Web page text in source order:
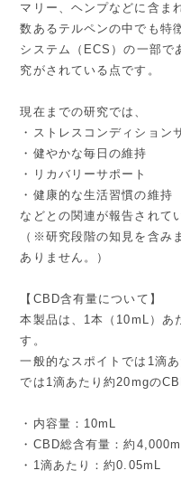
マリー、ヘンプなどに含ま
数あるテルペンの中でも特
システム（ECS）の一部で
究がされている点です。
現在までの研究では、
・ストレスコンディション
・健やかな毎日の維持
・リカバリーサポート
・健康的な生活習慣の維持
などとの関連が報告されて
（※研究段階の知見を含み
ありません。）
【CBD含有量について】
本製品は、1本（10mL）あ
す。
一般的なスポイトでは1滴
では1滴あたり約20mgの
・内容量：10mL
・CBD総含有量：約
・1滴あたり：約0.05mL